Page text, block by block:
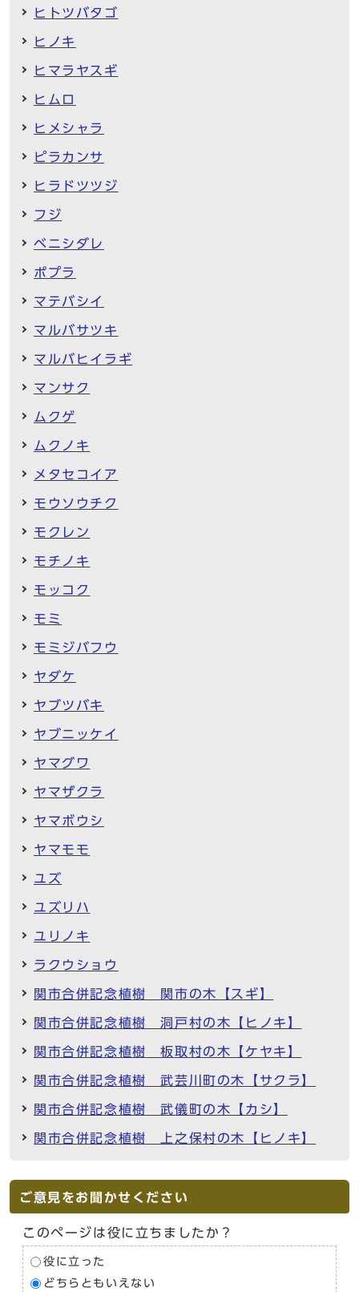
ヒトツバタゴ
ヒノキ
ヒマラヤスギ
ヒムロ
ヒメシャラ
ピラカンサ
ヒラドツツジ
フジ
ベニシダレ
ポプラ
マテバシイ
マルバサツキ
マルバヒイラギ
マンサク
ムクゲ
ムクノキ
メタセコイア
モウソウチク
モクレン
モチノキ
モッコク
モミ
モミジバフウ
ヤダケ
ヤブツバキ
ヤブニッケイ
ヤマグワ
ヤマザクラ
ヤマボウシ
ヤマモモ
ユズ
ユズリハ
ユリノキ
ラクウショウ
関市合併記念植樹 関市の木【スギ】
関市合併記念植樹 洞戸村の木【ヒノキ】
関市合併記念植樹 板取村の木【ケヤキ】
関市合併記念植樹 武芸川町の木【サクラ】
関市合併記念植樹 武儀町の木【カシ】
関市合併記念植樹 上之保村の木【ヒノキ】
ご意見をお聞かせください
このページは役に立ちましたか？
役に立った
どちらともいえない